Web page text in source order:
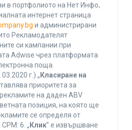
в портфолиото на Нет Инфо,
интернет страница
и администрирани
Рекламодателят
си кампании при
Adwise чрез платформата
поща.
г.) „ Класиране на
приоритета за
на даден ABV
позиция, на която ще
се определя от
6. „ Клик” е извършване